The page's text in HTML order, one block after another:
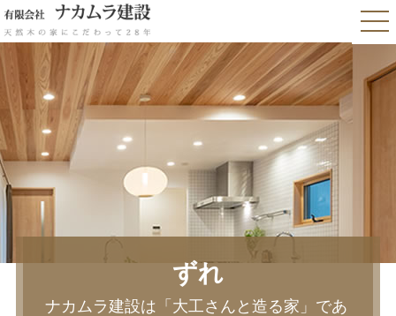
ずれ
ナカムラ建設は「大工さんと造る家」であ